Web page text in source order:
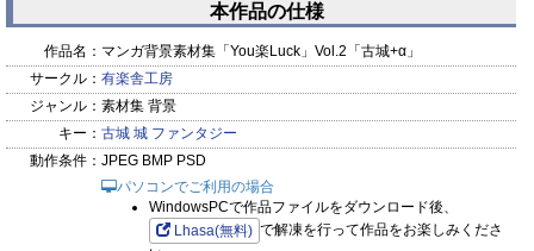
本作品の仕様
作品名： マンガ背景素材集「You楽Luck」Vol.2「古城+α」
サークル： 有楽舎工房
ジャンル： 素材集 背景
キー： 古城 城 ファンタジー
動作条件： JPEG BMP PSD
パソコンでご利用の場合
WindowsPCで作品ファイルをダウンロード後、
Lhasa(無料) で解凍を行って作品をお楽しみくださ